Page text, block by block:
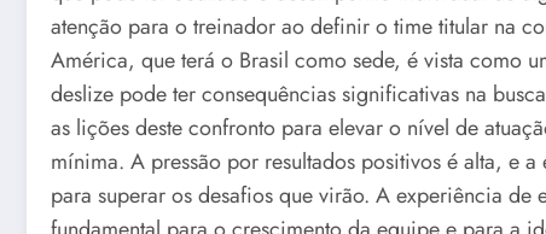
atenção para o treinador ao definir o time titular na
América, que terá o Brasil como sede, é vista como
deslize pode ter consequências significativas na
as lições deste confronto para elevar o nível de
mínima. A pressão por resultados positivos é alta, e
para superar os desafios que virão. A experiência de